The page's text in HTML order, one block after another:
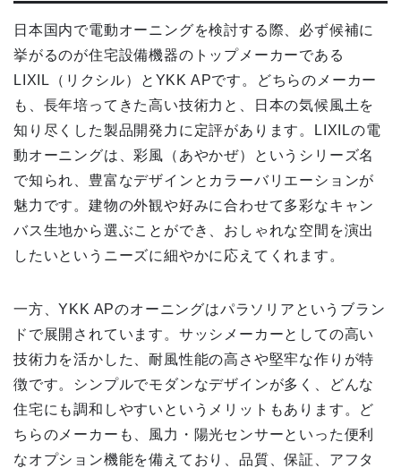
日本国内で電動オーニングを検討する際、必ず候補に
挙がるのが住宅設備機器のトップメーカーである
LIXIL（リクシル）とYKK APです。どちらのメーカー
も、長年培ってきた高い技術力と、日本の気候風土を
知り尽くした製品開発力に定評があります。LIXILの電
動オーニングは、彩風（あやかぜ）というシリーズ名
で知られ、豊富なデザインとカラーバリエーションが
魅力です。建物の外観や好みに合わせて多彩なキャン
バス生地から選ぶことができ、おしゃれな空間を演出
したいというニーズに細やかに応えてくれます。
一方、YKK APのオーニングはパラソリアというブラン
ドで展開されています。サッシメーカーとしての高い
技術力を活かした、耐風性能の高さや堅牢な作りが特
徴です。シンプルでモダンなデザインが多く、どんな
住宅にも調和しやすいというメリットもあります。ど
ちらのメーカーも、風力・陽光センサーといった便利
なオプション機能を備えており、品質、保証、アフタ